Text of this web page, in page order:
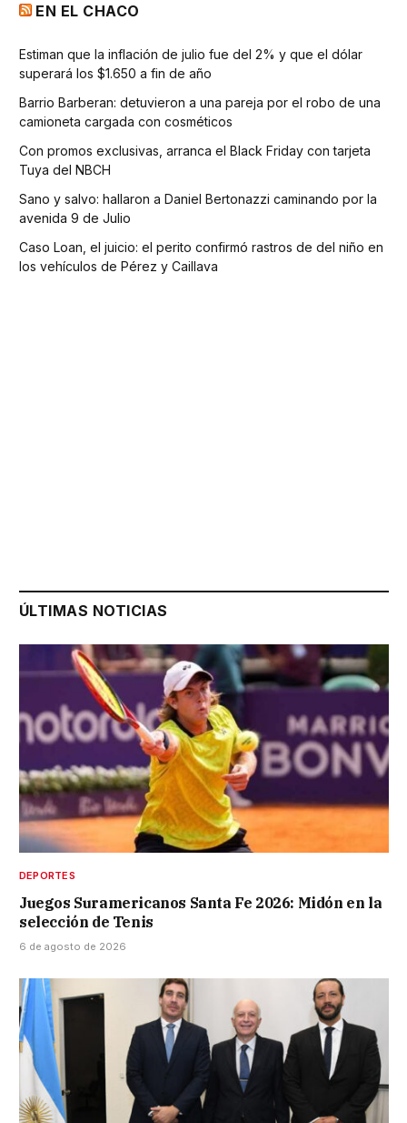
EN EL CHACO
Estiman que la inflación de julio fue del 2% y que el dólar
superará los $1.650 a fin de año
Barrio Barberan: detuvieron a una pareja por el robo de una
camioneta cargada con cosméticos
Con promos exclusivas, arranca el Black Friday con tarjeta
Tuya del NBCH
Sano y salvo: hallaron a Daniel Bertonazzi caminando por la
avenida 9 de Julio
Caso Loan, el juicio: el perito confirmó rastros de del niño en
los vehículos de Pérez y Caillava
ÚLTIMAS NOTICIAS
DEPORTES
Juegos Suramericanos Santa Fe 2026: Midón en la
selección de Tenis
6 de agosto de 2026